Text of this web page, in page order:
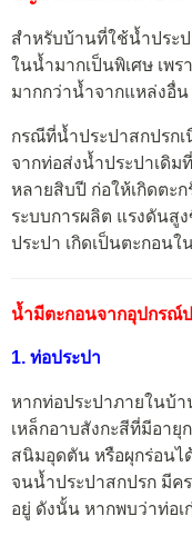
สำหรับบ้านที่ใช้น้ำประ
ในน้ำมากเป็นพิเศษ เพ
มากกว่าน้ำจากแหล่งอื่น
กรณีที่น้ำประปาสกปรก
จากท่อส่งน้ำประปาเดิม
หลายสิบปี ก่อให้เกิดตะ
ระบบการผลิต แรงดันสู
ประปา เกิดเป็นตะกอน
น้ำมีตะกอนจากอุปกรณ์
1. ท่อประปา
หากท่อประปาภายในบ้า
เหล็กอาบสังกะสีที่มีอายุ
สนิมอุดตัน หรือผุกร่อนไ
จนน้ำประปาสกปรก มีค
อยู่ ดังนั้น หากพบว่าท่อ